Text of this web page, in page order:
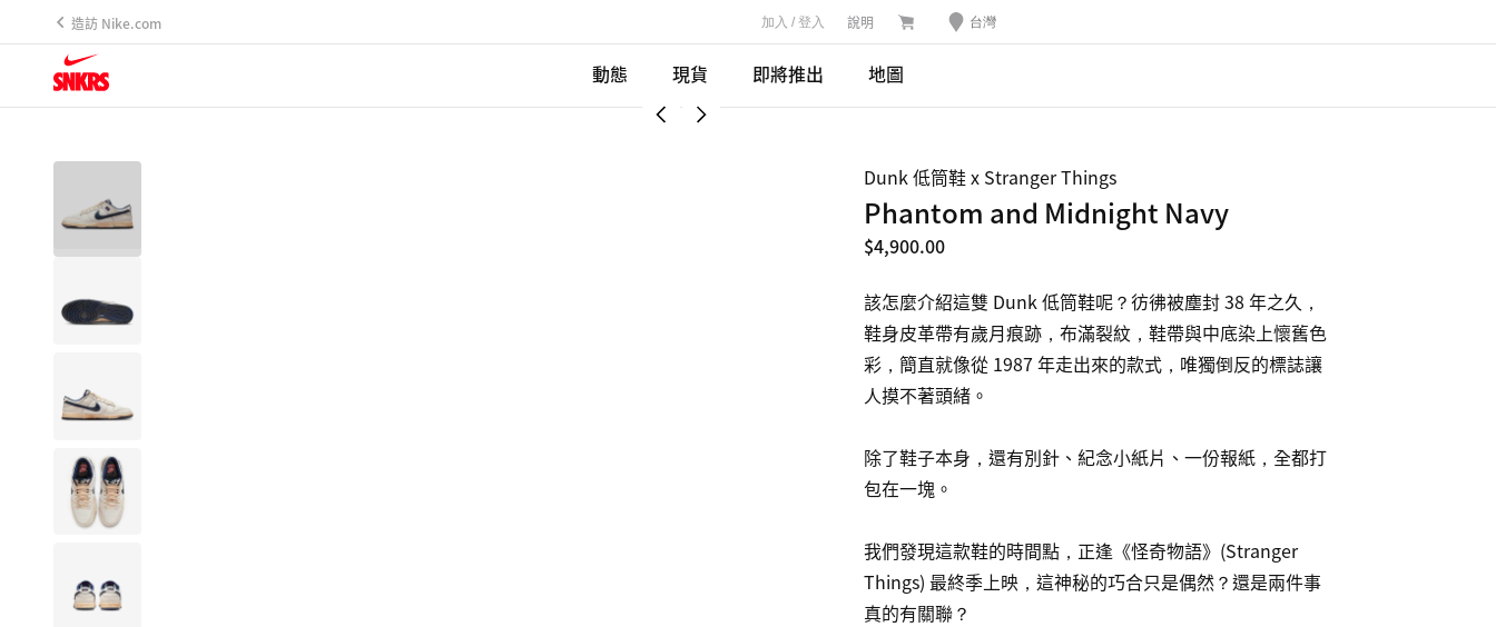
造訪 Nike.com 加入 / 登入 說明 台灣
動態 現貨 即將推出 地圖
Dunk 低筒鞋 x Stranger Things
Phantom and Midnight Navy
$4,900.00
該怎麼介紹這雙 Dunk 低筒鞋呢？彷彿被塵封 38 年之久，
鞋身皮革帶有歲月痕跡，布滿裂紋，鞋帶與中底染上懷舊色
彩，簡直就像從 1987 年走出來的款式，唯獨倒反的標誌讓
人摸不著頭緒。
除了鞋子本身，還有別針、紀念小紙片、一份報紙，全都打
包在一塊。
我們發現這款鞋的時間點，正逢《怪奇物語》(Stranger
Things) 最終季上映，這神秘的巧合只是偶然？還是兩件事
真的有關聯？